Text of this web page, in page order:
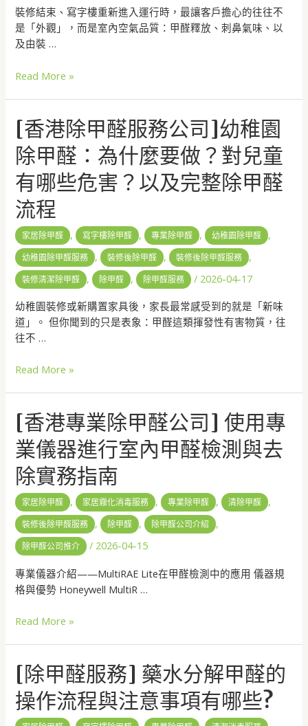
裝修結束、寫字樓重新進入運行時，最讓客戶擔心的往往不
是「外觀」，而是室內空氣品質：甲醛釋放、刺鼻氣味、以
及由裝 …
Read More »
[香港除甲醛服務公司]幼稚園
除甲醛：為什麼要做？對兒童
有哪些危害？以及完整除甲醛
流程
家居除甲醛 , 寫字樓除甲醛 , 專業除甲醛 , 幼稚園除甲醛 ,
幼稚園除甲醛服務 , 裝修後除甲醛 , 裝修後除甲醛服務 ,
裝修清潔除甲醛 , 除甲醛 , 除甲醛服務 / 2026-04-17
幼稚園裝修或新購置家具後，家長最常感受到的就是「新味
道」。 但你聞到的只是表象：甲醛這類揮發性有害物質，往
往不 …
Read More »
[香港專業除甲醛公司] 使用專
業儀器進行室內甲醛檢測與去
除實務指南
家居除甲醛 , 家居霧化消毒服務 , 專業除甲醛 , 清除甲醛 ,
裝修後除甲醛服務 , 除甲醛 , 除甲醛公司介紹 ,
除甲醛公司推介 / 2026-04-15
專業儀器介紹——MultiRAE Lite在甲醛檢測中的應用 儀器規
格與優勢 Honeywell MultiR …
Read More »
[除甲醛服務] 藥水分解甲醛的
操作流程與注意事項有哪些?